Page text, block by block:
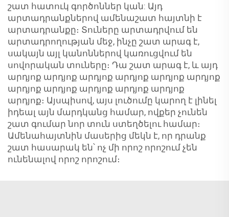
շատ հատուկ գործոններ կան: Այդ
արտադրանքներով ամենաշատ հայտնի է
արտադրանքը։ Տուները արտադրվում են
արտադրողության մեջ, ինչը շատ արագ է,
սակայն այլ կանոններով կառուցվում են
սովորական տուները։ Դա շատ արագ է, և այդ
արդյոք արդյոք արդյոք արդյոք արդյոք արդյոք
արդյոք արդյոք արդյոք արդյոք արդյոք
արդյոք։ Այսպիսով, այս լուծումը կարող է լինել
իդեալ այն մարդկանց համար, ովքեր չունեն
շատ գումար նոր տուն ստեղծելու համար։
Ամենահայտնին մասերից մեկն է, որ դրանք
շատ հասարակ են՝ ոչ մի որոշ որոշում չեն
ունենալով որոշ որոշում։